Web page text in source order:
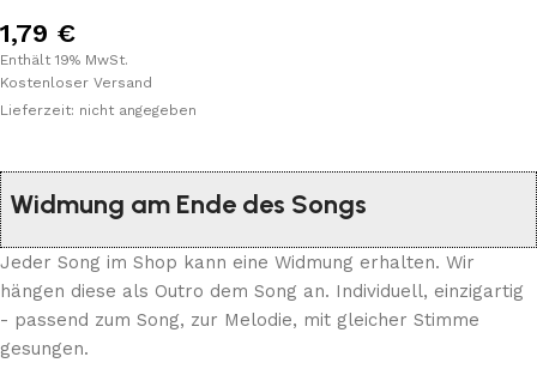
1,79 €
Enthält 19% MwSt.
Kostenloser Versand
Lieferzeit: nicht angegeben
Widmung am Ende des Songs
Jeder Song im Shop kann eine Widmung erhalten. Wir
hängen diese als Outro dem Song an. Individuell, einzigartig
- passend zum Song, zur Melodie, mit gleicher Stimme
gesungen.